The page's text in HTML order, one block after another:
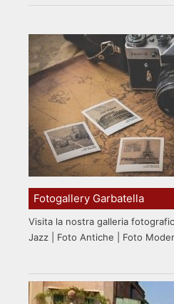
Fotogallery Garbatella
Visita la nostra galleria
Jazz | Foto Antiche | Foto